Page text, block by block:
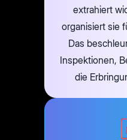
extrahiert
organisiert sie
Das
Inspektionen,
die